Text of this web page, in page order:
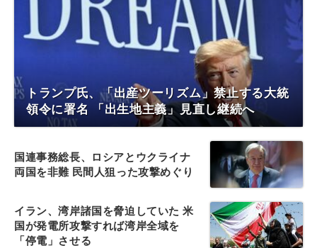
トランプ氏、「出産ツーリズム」禁止する大統
領令に署名 「出生地主義」見直し継続へ
国連事務総長、ロシアとウクライナ
両国を非難 民間人狙った攻撃めぐり
イラン、湾岸諸国を脅迫していた 米
国が発電所攻撃すれば湾岸全域を
「停電」させる